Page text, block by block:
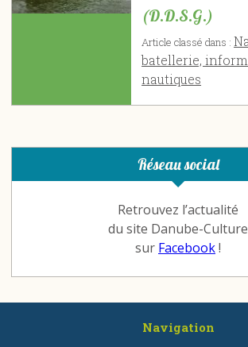
(D.D.S.G.)
Article classé dans :
batellerie,
nautiques
Réseau social
Retrouvez l’actualité
du site Danube-Culture
sur Facebook!
Navigation